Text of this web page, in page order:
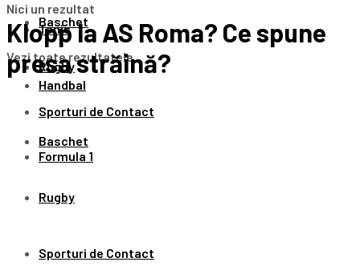
Baschet
Rugby
Sporturi de Contact
Formula 1
Tenis
Handbal
Baschet
Rugby
Sporturi de Contact
Nici un rezultat
Vezi toate rezultatele
Klopp la AS Roma? Ce spune
presa străină?